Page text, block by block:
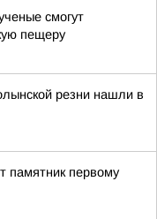
смогут
пещеру
резни нашли в
памятник первому